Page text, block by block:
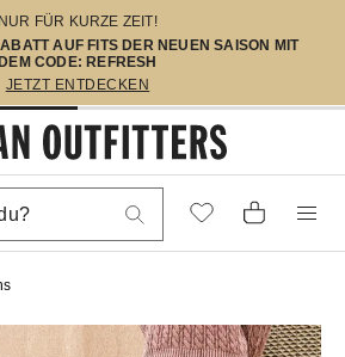
NUR FÜR KURZE ZEIT!
AUF FITS DER NEUEN SAISON MIT
DEM CODE: REFRESH
JETZT ENTDECKEN